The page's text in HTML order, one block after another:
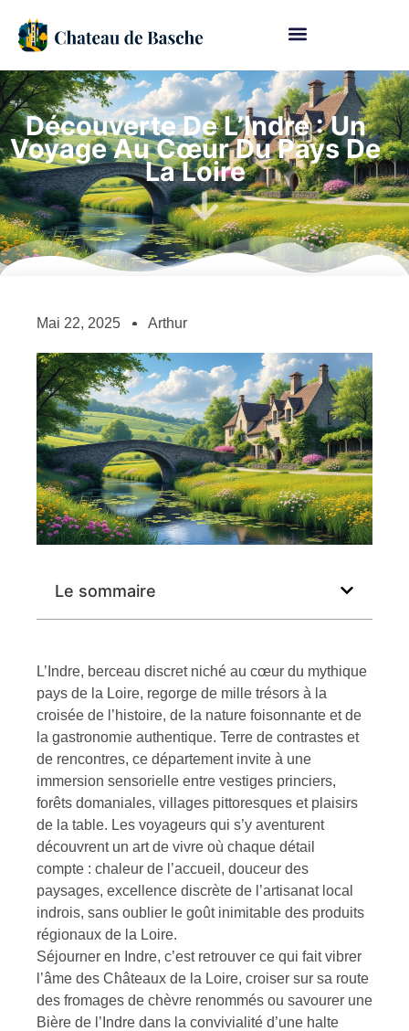
Découverte De L’Indre : Un
Voyage Au Cœur Du Pays De
La Loire
Mai 22, 2025 Arthur
Le sommaire
L’Indre, berceau discret niché au cœur du mythique
pays de la Loire, regorge de mille trésors à la
croisée de l’histoire, de la nature foisonnante et de
la gastronomie authentique. Terre de contrastes et
de rencontres, ce département invite à une
immersion sensorielle entre vestiges princiers,
forêts domaniales, villages pittoresques et plaisirs
de la table. Les voyageurs qui s’y aventurent
découvrent un art de vivre où chaque détail
compte : chaleur de l’accueil, douceur des
paysages, excellence discrète de l’artisanat local
indrois, sans oublier le goût inimitable des produits
régionaux de la Loire.
Séjourner en Indre, c’est retrouver ce qui fait vibrer
l’âme des Châteaux de la Loire, croiser sur sa route
des fromages de chèvre renommés ou savourer une
Bière de l’Indre dans la convivialité d’une halte